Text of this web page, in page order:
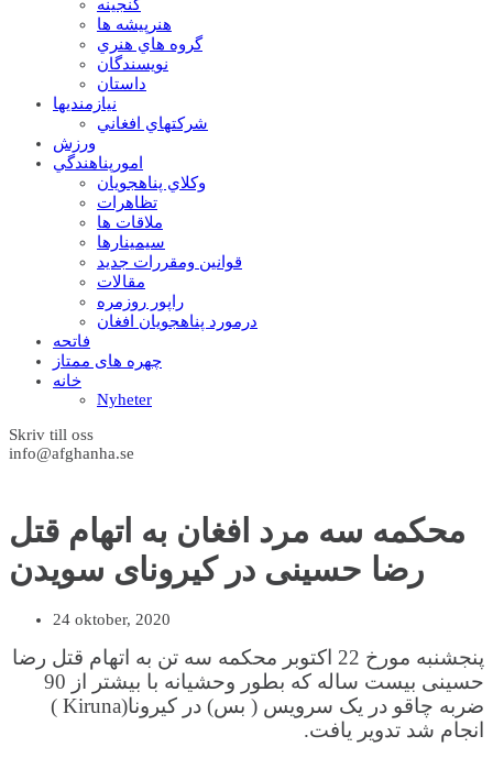
گنجينه
هنرپيشه ها
گروه هاي هنري
نويسندگان
داستان
نيازمنديها
شرکتهاي افغاني
ورزش
امورپناهندگي
وکلاي پناهجويان
تظاهرات
ملاقات ها
سيمينارها
قوانين ومقررات جديد
مقالات
راپور روزمره
درمورد پناهجويان افغان
فاتحه
چهره های ممتاز
خانه
Nyheter
Skriv till oss
info@afghanha.se
محکمه سه مرد افغان به اتهام قتل
رضا حسینی در کیرونای سویدن
24 oktober, 2020
پنجشنبه مورخ 22 اکتوبر محکمه سه تن به اتهام قتل رضا
حسینی بیست ساله که بطور وحشیانه با بیشتر از 90
ضربه چاقو در یک سرویس ( بس) در کیرونا(Kiruna )
انجام شد تدویر یافت.